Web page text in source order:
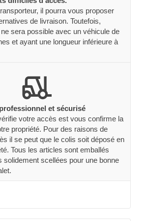
il pourra vous proposer
de livraison. Toutefois,
sera possible avec un véhicule de
et ayant une longueur inférieure à
et sécurisé
votre accès est vous confirme la
propriété. Pour des raisons de
il se peut que le colis soit déposé en
Tous les articles sont emballés
solidement scellées pour une bonne